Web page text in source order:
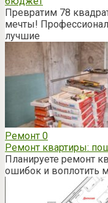
Превратим 78
мечты!
лучшие
Ремонт 0
Ремонт квартиры:
Планируете ремонт
ошибок и воплотить